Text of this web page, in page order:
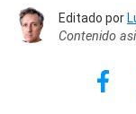
Editado por
Contenido